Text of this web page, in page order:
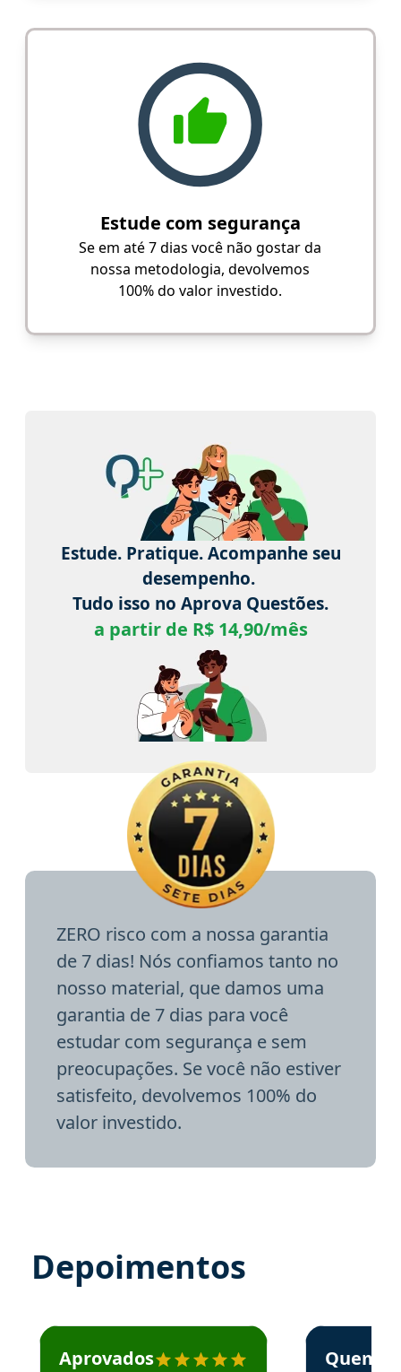
Estude com segurança
Se em até 7 dias você não gostar da
nossa metodologia, devolvemos
100% do valor investido.
Estude. Pratique. Acompanhe seu
desempenho.
Tudo isso no Aprova Questões.
a partir de R$ 14,90/mês
ZERO risco com a nossa garantia
de 7 dias! Nós confiamos tanto no
nosso material, que damos uma
garantia de 7 dias para você
estudar com segurança e sem
preocupações. Se você não estiver
satisfeito, devolvemos 100% do
valor investido.
Depoimentos
Estudante José recomenda o Aprova Concursos em
Aprovados
Estudante
Quem